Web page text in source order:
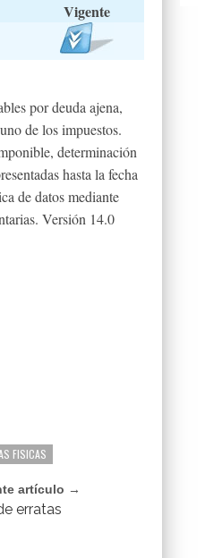
Vigente
por deuda ajena,
de los impuestos.
determinación
hasta la fecha
de datos mediante
Versión 14.0
FISICAS
artículo →
erratas